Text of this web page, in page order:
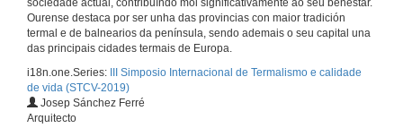
sociedade actual, contribuíndo moi significativamente ao seu benestar.
Ourense destaca por ser unha das provincias con maior tradición
termal e de balnearios da península, sendo ademais o seu capital una
das principais cidades termais de Europa.
i18n.one.Series:
III Simposio Internacional de Termalismo e calidade
de vida (STCV-2019)
Josep Sánchez Ferré
Arquitecto
19 de set. de 2019